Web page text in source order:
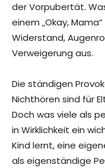
der Vorpubertät.
einem „Okay,
Widerstand,
Verweigerung aus.
Die ständigen
Nichthören sind für
Doch was viele als
in Wirklichkeit ein
Kind lernt, eine
als eigenständige